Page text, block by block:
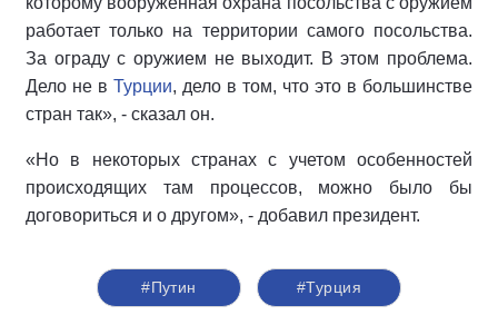
работает только на территории самого посольства.
За ограду с оружием не выходит. В этом проблема.
Дело не в Турции, дело в том, что это в большинстве
стран так», - сказал он.
«Но в некоторых странах с учетом особенностей
происходящих там процессов, можно было бы
договориться и о другом», - добавил президент.
#Путин #Турция